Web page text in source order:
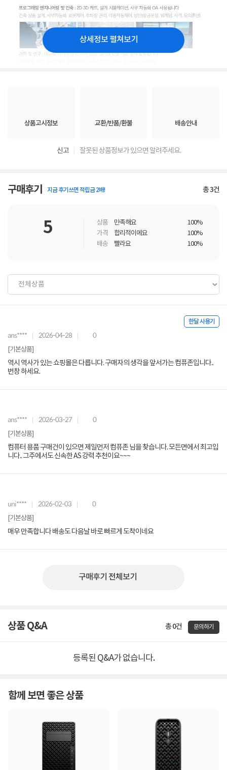
상세정보 펼쳐보기
상품고시정보 교환/반품/환불 배송안내
신고 잘못된 상품정보가 있으면 알려주세요.
구매후기 지금 후기쓰면 적립금 2배! 총3건
5 상품 만족해요
100%
가격
합리적이에요
100%
배송
빨라요 100%
한달 사용기
ans**** 2026-04-28 0
[기본상품]
역시 역사가 있는 쇼핑몰은 다릅니다. 구매자의 생각을 앞서가는 컴퓨존입니다..
번창 하세요.
ans**** 2026-03-27 0
[기본상품]
컴퓨터 용품 구매건이 있으면 제일먼저 컴퓨존 님을 찾습니다. 모든면에서 최고입
니다.. 그주에서도 신속한 AS 강력 추천이요~~~
uni**** 2026-02-03 0
[기본상품]
매우 만족합니다 배송도 다음날 바로 빠르게 도착이네요
구매후기 전체보기
상품 Q&A 총 0건 문의하기
등록된 Q&A가 없습니다.
함께 보면 좋은 상품